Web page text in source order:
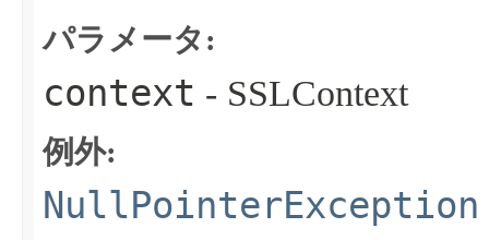
パラメータ:
context - SSLContext
例外:
NullPointerException